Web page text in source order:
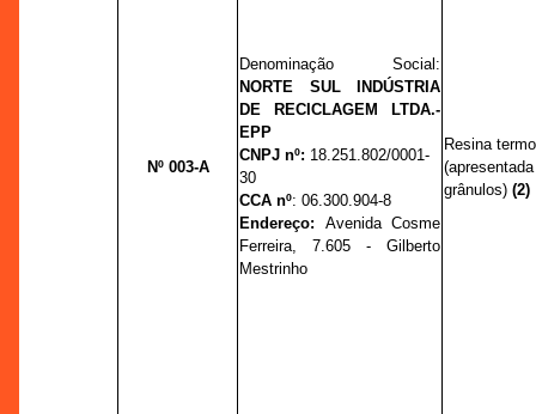
Nº 003-A
Denominação Social:
NORTE SUL INDÚSTRIA
DE RECICLAGEM LTDA.-
EPP
CNPJ nº: 18.251.802/0001-
30
CCA nº: 06.300.904-8
Endereço: Avenida Cosme
Ferreira, 7.605 - Gilberto
Mestrinho
Resina
grânulos)(2)